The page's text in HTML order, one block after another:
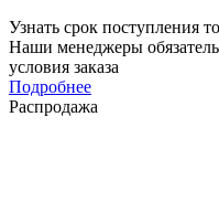
Узнать срок поступления
Наши менеджеры
условия заказа
Подробнее
Распродажа